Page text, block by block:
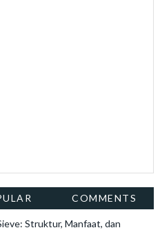
COMMENTS
Struktur, Manfaat, dan